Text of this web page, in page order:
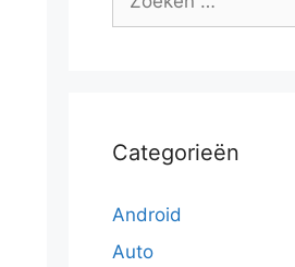
Categorieën
Android
Auto